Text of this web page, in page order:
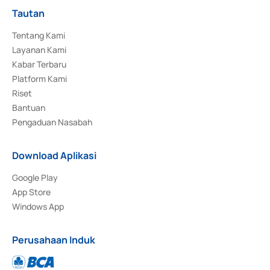
Tautan
Tentang Kami
Layanan Kami
Kabar Terbaru
Platform Kami
Riset
Bantuan
Pengaduan Nasabah
Download Aplikasi
Google Play
App Store
Windows App
Perusahaan Induk